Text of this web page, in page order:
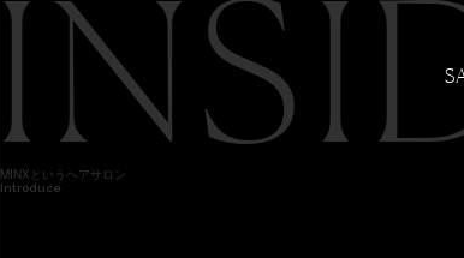
MINXというヘアサロン
Introduce